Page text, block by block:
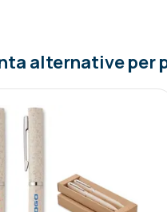
alternative per